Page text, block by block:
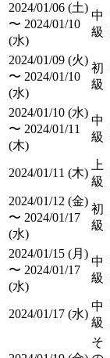
2024/01/06 (土)
〜 2024/01/10
(水)
中
級
2024/01/09 (火)
〜 2024/01/10
(水)
初
級
2024/01/10 (水)
〜 2024/01/11
(木)
中
級
2024/01/11 (木)
上
級
2024/01/12 (金)
〜 2024/01/17
(水)
初
級
2024/01/15 (月)
〜 2024/01/17
(水)
中
級
2024/01/17 (水)
中
級
そ